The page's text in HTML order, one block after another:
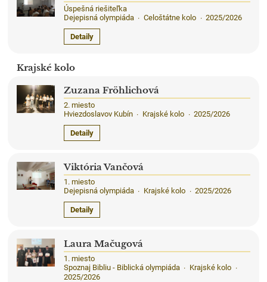
Úspešná riešiteľka
Dejepisná olympiáda · Celoštátne kolo · 2025/2026
Detaily
Krajské kolo
Zuzana Fröhlichová
2. miesto
Hviezdoslavov Kubín · Krajské kolo · 2025/2026
Detaily
Viktória Vančová
1. miesto
Dejepisná olympiáda · Krajské kolo · 2025/2026
Detaily
Laura Mačugová
1. miesto
Spoznaj Bibliu - Biblická olympiáda · Krajské kolo ·
2025/2026